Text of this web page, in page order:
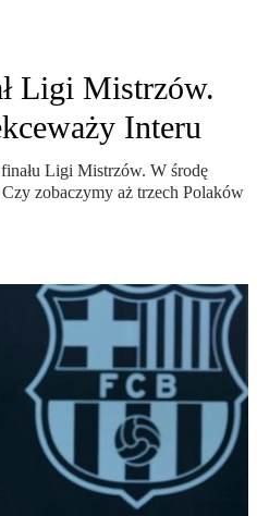
Ligi Mistrzów.
Interu
Ligi Mistrzów. W środę
zobaczymy aż trzech Polaków